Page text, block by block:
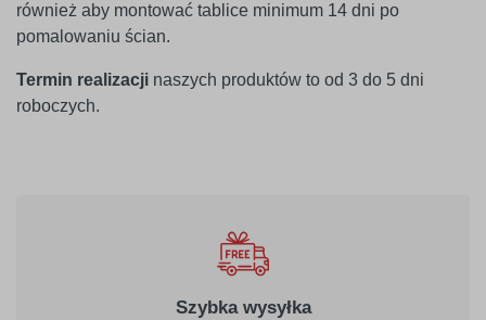
również aby montować tablice minimum 14 dni po
pomalowaniu ścian.
Termin realizacji naszych produktów to od 3 do 5 dni
roboczych.
Szybka wysyłka